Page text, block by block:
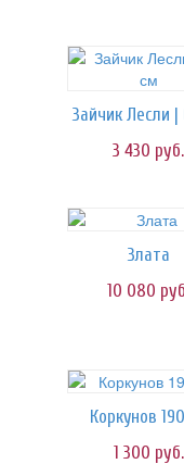
Зайчик Лесли
3 430 руб.
Злата
10 080
Коркунов
1 300 руб.